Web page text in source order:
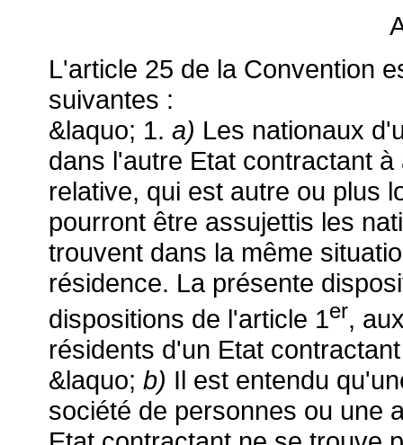
L'article 25 de la Convention
suivantes :
&laquo; 1. a) Les nationaux
dans l'autre Etat contractant
relative, qui est autre ou plus
pourront être assujettis les
trouvent dans la même
résidence. La présente
dispositions de l'article 1er,
résidents d'un Etat
&laquo; b) Il est entendu
société de personnes ou une